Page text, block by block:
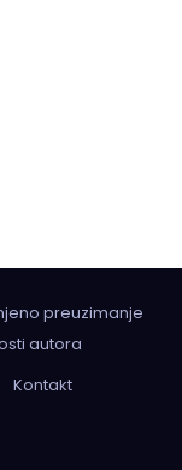
preuzimanje
autora
Kontakt